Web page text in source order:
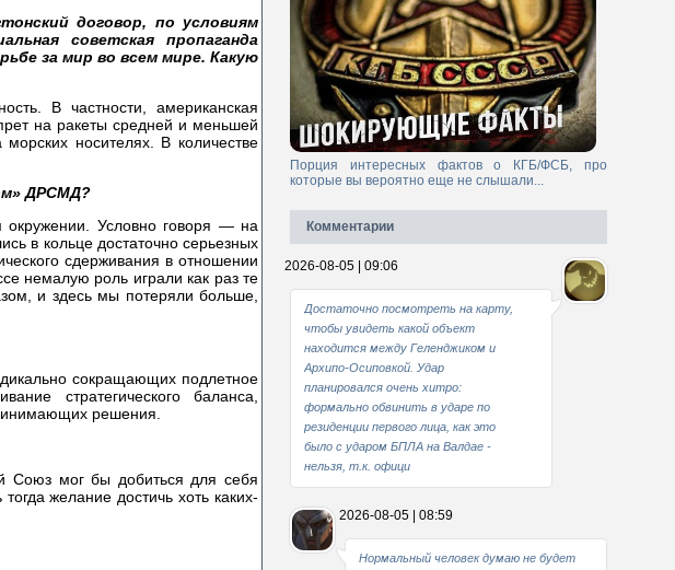
договор, по условиям
советская пропаганда
за мир во всем мире. Какую
В частности, американская
на ракеты средней и меньшей
носителях. В количестве
ДРСМД?
окружении. Условно говоря — на
в кольце достаточно серьезных
сдерживания в отношении
немалую роль играли как раз те
и здесь мы потеряли больше,
сокращающих подлетное
стратегического баланса,
решения.
Союз мог бы добиться для себя
желание достичь хоть каких-
Порция интересных фактов о КГБ/ФСБ, про
которые вы вероятно еще не слышали...
Комментарии
2026-08-05 | 09:06
Достаточно посмотреть на карту,
чтобы увидеть какой объект
находится между Геленджиком и
Архипо-Осиповкой. Удар
планировался очень хитро:
формально обвинить в ударе по
резиденции первого лица, как это
было с ударом БПЛА на Валдае -
нельзя, т.к. офици
2026-08-05 | 08:59
Нормальный человек думаю не будет